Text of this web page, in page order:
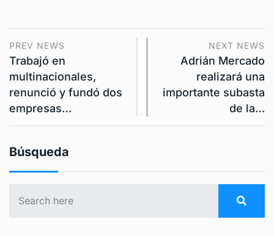
PREV NEWS
Trabajó en
multinacionales,
renunció y fundó dos
empresas…
NEXT NEWS
Adrián Mercado
realizará una
importante subasta
de la…
Búsqueda